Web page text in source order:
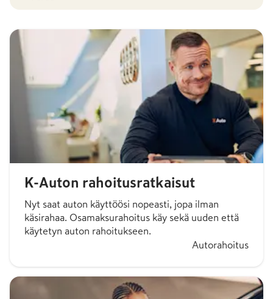
K-Auton rahoitusratkaisut
Nyt saat auton käyttöösi nopeasti, jopa ilman
käsirahaa. Osamaksurahoitus käy sekä uuden että
käytetyn auton rahoitukseen.
Autorahoitus